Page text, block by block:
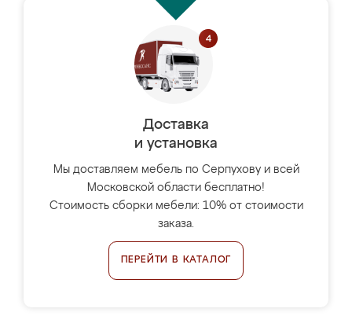
Доставка
и установка
Мы доставляем мебель по Серпухову и всей
Московской области бесплатно!
Стоимость сборки мебели: 10% от стоимости
заказа.
ПЕРЕЙТИ В КАТАЛОГ